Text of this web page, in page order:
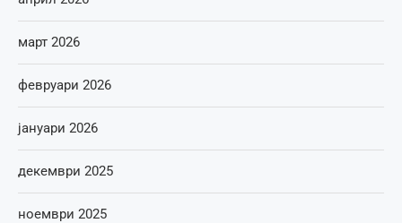
март 2026
февруари 2026
јануари 2026
декември 2025
ноември 2025